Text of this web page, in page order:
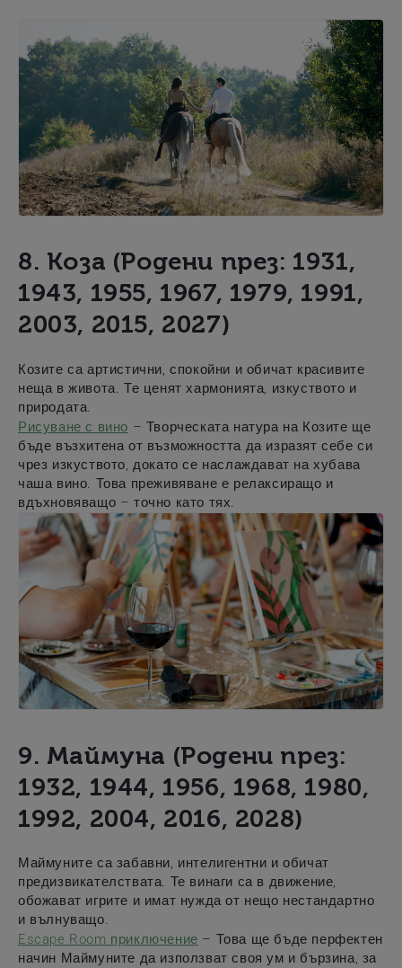
8. Коза (Родени през: 1931,
1943, 1955, 1967, 1979, 1991,
2003, 2015, 2027)
Козите са артистични, спокойни и обичат красивите
неща в живота. Те ценят хармонията, изкуството и
природата.
Рисуване с вино – Творческата натура на Козите ще
бъде възхитена от възможността да изразят себе си
чрез изкуството, докато се наслаждават на хубава
чаша вино. Това преживяване е релаксиращо и
вдъхновяващо – точно като тях.
9. Маймуна (Родени през:
1932, 1944, 1956, 1968, 1980,
1992, 2004, 2016, 2028)
Маймуните са забавни, интелигентни и обичат
предизвикателствата. Те винаги са в движение,
обожават игрите и имат нужда от нещо нестандартно
и вълнуващо.
Escape Room приключение – Това ще бъде перфектен
начин Маймуните да използват своя ум и бързина, за